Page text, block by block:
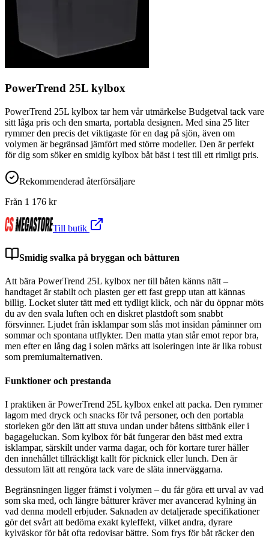
PowerTrend 25L kylbox
PowerTrend 25L kylbox tar hem vår utmärkelse Budgetval tack vare
sitt låga pris och den smarta, portabla designen. Med sina 25 liter
rymmer den precis det viktigaste för en dag på sjön, även om
volymen är begränsad jämfört med större modeller. Den är perfekt
för dig som söker en smidig kylbox båt bäst i test till ett rimligt pris.
Rekommenderad återförsäljare
Från 1 176 kr
Till butik
Smidig svalka på bryggan och båtturen
Att bära PowerTrend 25L kylbox ner till båten känns nätt –
handtaget är stabilt och plasten ger ett fast grepp utan att kännas
billig. Locket sluter tätt med ett tydligt klick, och när du öppnar möts
du av den svala luften och en diskret plastdoft som snabbt
försvinner. Ljudet från isklampar som slås mot insidan påminner om
sommar och spontana utflykter. Den matta ytan står emot repor bra,
men efter en lång dag i solen märks att isoleringen inte är lika robust
som premiumalternativen.
Funktioner och prestanda
I praktiken är PowerTrend 25L kylbox enkel att packa. Den rymmer
lagom med dryck och snacks för två personer, och den portabla
storleken gör den lätt att stuva undan under båtens sittbänk eller i
bagageluckan. Som kylbox för båt fungerar den bäst med extra
isklampar, särskilt under varma dagar, och för kortare turer håller
den innehållet tillräckligt kallt för picknick eller lunch. Den är
dessutom lätt att rengöra tack vare de släta innerväggarna.
Begränsningen ligger främst i volymen – du får göra ett urval av vad
som ska med, och längre båtturer kräver mer avancerad kylning än
vad denna modell erbjuder. Saknaden av detaljerade specifikationer
gör det svårt att bedöma exakt kyleffekt, vilket andra, dyrare
kylväskor för båt ofta redovisar bättre. Som frys för båt räcker den